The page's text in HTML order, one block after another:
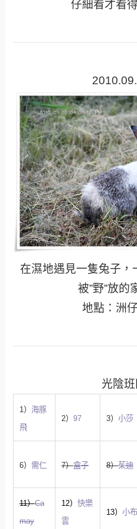
仔細看才看
在濕地遇見一隻兔子，
被”野”放的
地點：洲
光陰
1） 海豚
飛
2） 97 3） 小莎
6） 需仁 7）盒子 8）茱迪
11）Ca
may
12） 快樂
雲
13） 小布